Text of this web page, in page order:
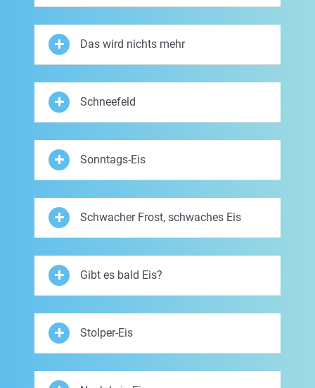
Das wird nichts mehr
Schneefeld
Sonntags-Eis
Schwacher Frost, schwaches Eis
Gibt es bald Eis?
Stolper-Eis